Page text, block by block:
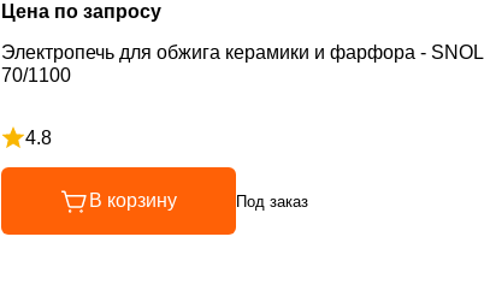
Цена по запросу
Электропечь для обжига керамики и фарфора - SNOL
70/1100
4.8
Рейтинг 4.8 из 5
В корзину Под заказ